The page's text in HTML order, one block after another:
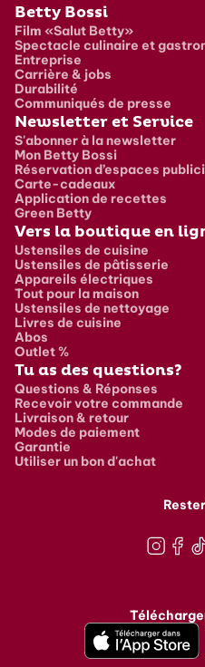
Pied de page
Betty Bossi
Film «Salut Betty»
Spectacle culinaire et
Entreprise
Carrière & jobs
Durabilité
Communiqués de presse
Newsletter et Service
S'abonner à la newsletter
Mon Betty Bossi
Réservation d’espaces
Carte-cadeaux
Application de recettes
Green Betty
Vers la boutique en
Ustensiles de cuisine
Ustensiles de pâtisserie
Appareils électriques
Tout pour la maison
Ustensiles de nettoyage
Livres de cuisine
Abos
Outlet %
Tu as des questions?
Questions & Réponses
Recevoir votre commande
Livraison & retour
Modes de paiement
Garantie
Utiliser un bon d'achat